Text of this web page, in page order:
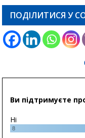
ПОДІЛИТИСЯ У
Ви підтримуєте
Ні
8